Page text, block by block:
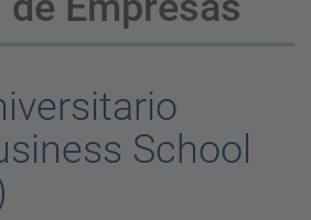
School